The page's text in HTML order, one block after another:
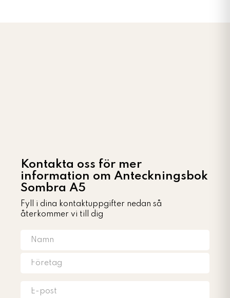
Kontakta oss för mer
information om Anteckningsbok
Sombra A5
Fyll i dina kontaktuppgifter nedan så
återkommer vi till dig